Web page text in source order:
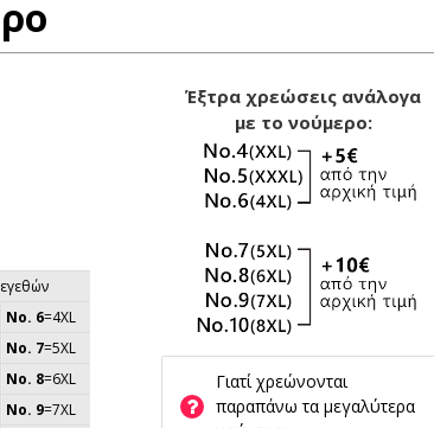
No. 6=4XL
No. 7=5XL
No. 8=6XL
No. 9=7XL
Έξτρα χρεώσεις ανάλογα
με το νούμερο:
Γιατί χρεώνονται
παραπάνω τα μεγαλύτερα